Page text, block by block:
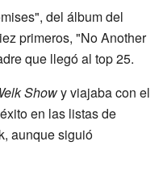
del álbum del
primeros, "No Another
que llegó al top 25.
Showy viajaba con el
en las listas de
aunque siguió